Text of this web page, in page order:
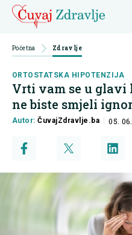
Početna Zdravlje
ORTOSTATSKA HIPOTENZIJA
Vrti vam se u glavi
ne biste smjeli
Autor:ČuvajZdravlje.ba 05.